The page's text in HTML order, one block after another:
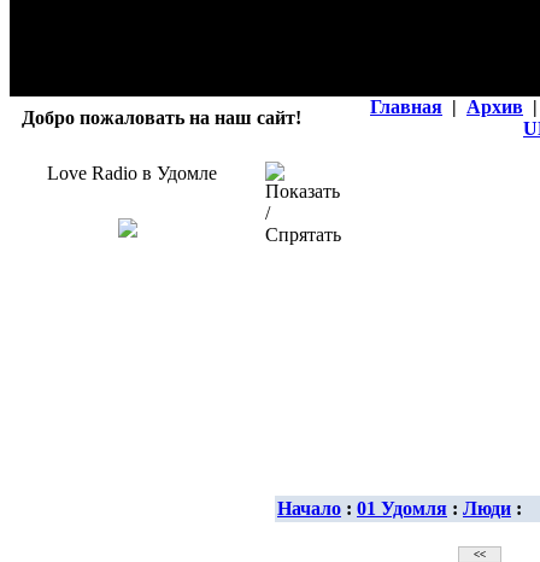
Добро пожаловать на наш сайт!
Главная | Архив |
Love Radio в Удомле
Начало : 01 Удомля : Люди :